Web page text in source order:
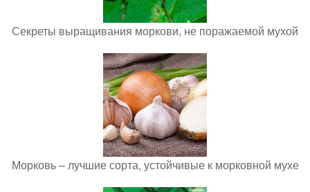
Секреты выращивания моркови, не поражаемой мухой
Морковь – лучшие сорта, устойчивые к морковной мухе